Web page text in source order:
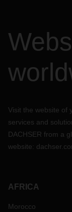
Visit the website of
services and
DACHSER from a
website:
AFRICA
Morocco